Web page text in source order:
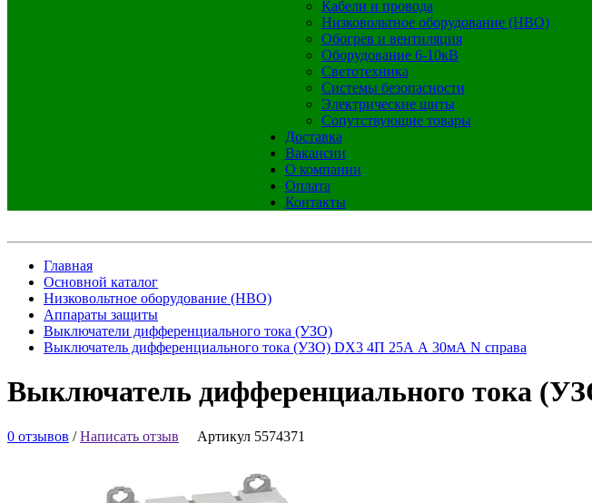
Кабели и провода
Низковольтное оборудование (НВО)
Обогрев и вентиляция
Оборудование 6-10кВ
Светотехника
Системы безопасности
Электрические щиты
Сопутствующие товары
Доставка
Вакансии
О компании
Оплата
Контакты
Главная
Основной каталог
Низковольтное оборудование (НВО)
Аппараты защиты
Выключатели дифференциального тока (УЗО)
Выключатель дифференциального тока (УЗО) DX3 4П 25А А 30мА N справа
Выключатель дифференциального тока
0 отзывов /Написать отзыв Артикул 5574371